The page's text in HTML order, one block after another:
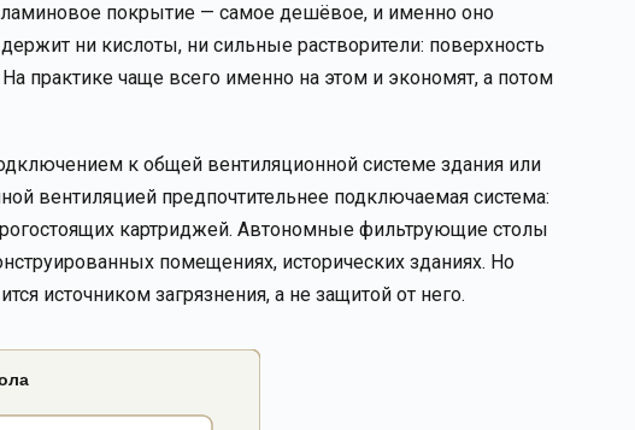
покрытие — самое дешёвое, и именно оно
ни кислоты, ни сильные растворители: поверхность
практике чаще всего именно на этом и экономят, а потом
к общей вентиляционной системе здания или
вентиляцией предпочтительнее подключаемая система:
картриджей. Автономные фильтрующие столы
помещениях, исторических зданиях. Но
источником загрязнения, а не защитой от него.